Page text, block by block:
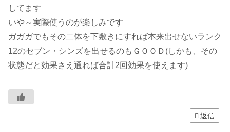
してます
いや～実際使うのが楽しみです
ガガガでもその二体を下敷きにすれば本来出せないランク
12のセブン・シンズを出せるのもＧＯＯＤ(しかも、その
状態だと効果さえ通れば合計2回効果を使えます)
返信